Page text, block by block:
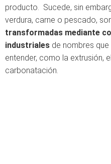
producto. Sucede, sin
verdura, carne o pescado,
transformadas mediante
industriales de nombres
entender, como la extrusión,
carbonatación.